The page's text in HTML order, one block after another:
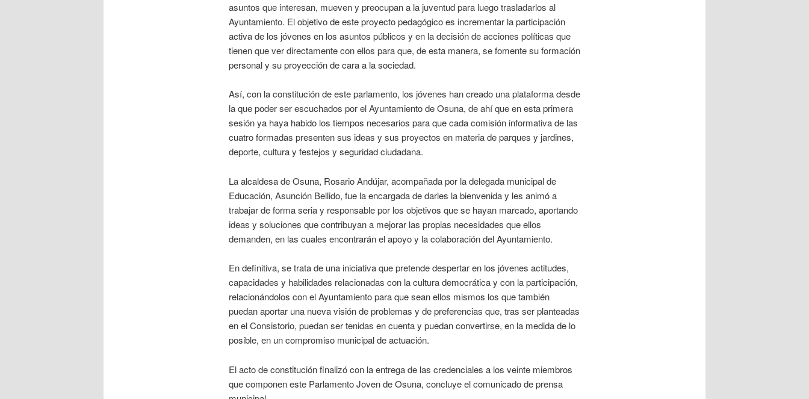
asuntos que interesan, mueven y preocupan a la juventud para luego trasladarlos al
Ayuntamiento. El objetivo de este proyecto pedagógico es incrementar la participación
activa de los jóvenes en los asuntos públicos y en la decisión de acciones políticas que
tienen que ver directamente con ellos para que, de esta manera, se fomente su formación
personal y su proyección de cara a la sociedad.
Así, con la constitución de este parlamento, los jóvenes han creado una plataforma desde
la que poder ser escuchados por el Ayuntamiento de Osuna, de ahí que en esta primera
sesión ya haya habido los tiempos necesarios para que cada comisión informativa de las
cuatro formadas presenten sus ideas y sus proyectos en materia de parques y jardines,
deporte, cultura y festejos y seguridad ciudadana.
La alcaldesa de Osuna, Rosario Andújar, acompañada por la delegada municipal de
Educación, Asunción Bellido, fue la encargada de darles la bienvenida y les animó a
trabajar de forma seria y responsable por los objetivos que se hayan marcado, aportando
ideas y soluciones que contribuyan a mejorar las propias necesidades que ellos
demanden, en las cuales encontrarán el apoyo y la colaboración del Ayuntamiento.
En definitiva, se trata de una iniciativa que pretende despertar en los jóvenes actitudes,
capacidades y habilidades relacionadas con la cultura democrática y con la participación,
relacionándolos con el Ayuntamiento para que sean ellos mismos los que también
puedan aportar una nueva visión de problemas y de preferencias que, tras ser planteadas
en el Consistorio, puedan ser tenidas en cuenta y puedan convertirse, en la medida de lo
posible, en un compromiso municipal de actuación.
El acto de constitución finalizó con la entrega de las credenciales a los veinte miembros
que componen este Parlamento Joven de Osuna, concluye el comunicado de prensa